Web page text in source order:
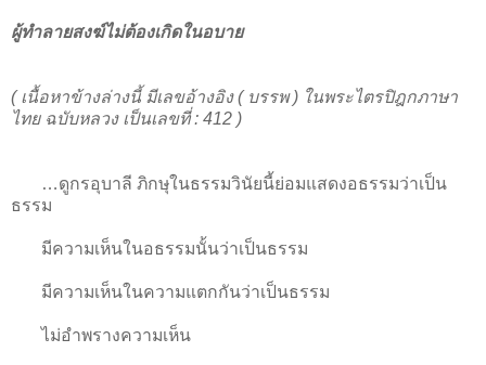
ผู้ทำลายสงฆ์ไม่ต้องเกิดในอบาย
( เนื้อหาข้างล่างนี้ มีเลขอ้างอิง ( บรรพ ) ในพระไตรปิฎกภาษา
ไทย ฉบับหลวง เป็นเลขที่ : 412 )
…ดูกรอุบาลี ภิกษุในธรรมวินัยนี้ย่อมแสดงอธรรมว่าเป็น
ธรรม
มีความเห็นในอธรรมนั้นว่าเป็นธรรม
มีความเห็นในความแตกกันว่าเป็นธรรม
ไม่อำพรางความเห็น